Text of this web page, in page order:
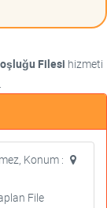
Filesi hizmeti
Konum :
File